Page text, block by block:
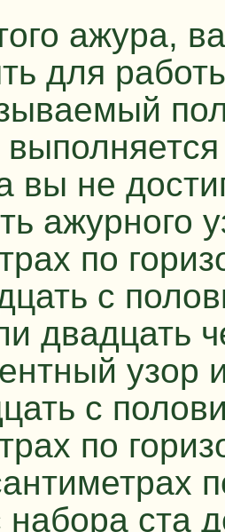
ажура,
для
вы не
ажурного
по
с
двадцать
узор
с
по
набора ста